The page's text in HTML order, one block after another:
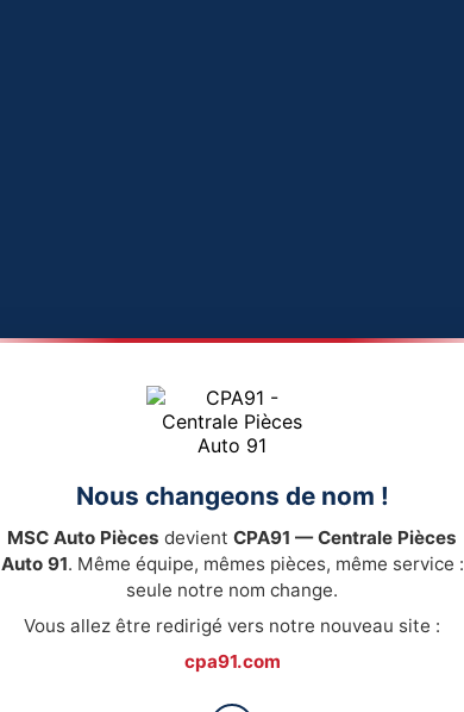
Nous changeons de nom !
MSC Auto Pièces devient CPA91 — Centrale Pièces
Auto 91. Même équipe, mêmes pièces, même service :
seule notre nom change.
Vous allez être redirigé vers notre nouveau site :
cpa91.com